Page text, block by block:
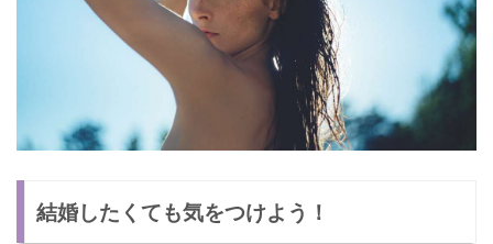
結婚したくても気をつけよう！